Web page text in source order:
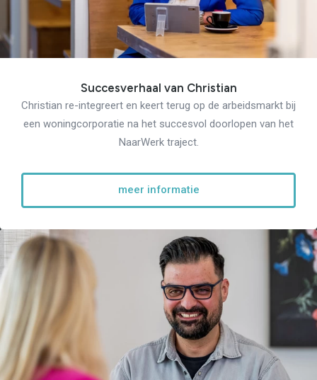
Succesverhaal van Christian
Christian re-integreert en keert terug op de arbeidsmarkt bij
een woningcorporatie na het succesvol doorlopen van het
NaarWerk traject.
meer informatie